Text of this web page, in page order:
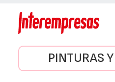
PINTURAS